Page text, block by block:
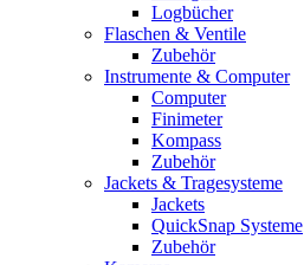
Logbücher
Flaschen & Ventile
Zubehör
Instrumente & Computer
Computer
Finimeter
Kompass
Zubehör
Jackets & Tragesysteme
Jackets
QuickSnap Systeme
Zubehör